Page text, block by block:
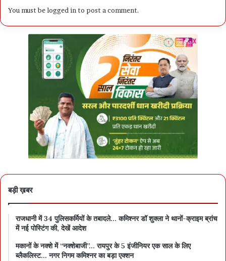
You must belogged in to post a comment.
बड़ी ख़बर
राजधानी में 34 पुलिसकर्मियों के तबादले… कमिश्नर डॉ शुक्ला ने थानों-क्राइम ब्रांच
में नई पोस्टिंग की, देखें आदेश
मकानों के नक्शे में “नक्शेबाजी”… रायपुर के 5 इंजीनियर एक साल के लिए
ब्लैकलिस्ट… नगर निगम कमिश्नर का बड़ा एक्शन